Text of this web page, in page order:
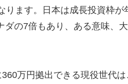
ります。日本は成長投資枠
ダの7倍もあり、ある意味、
万円拠出できる現役世代